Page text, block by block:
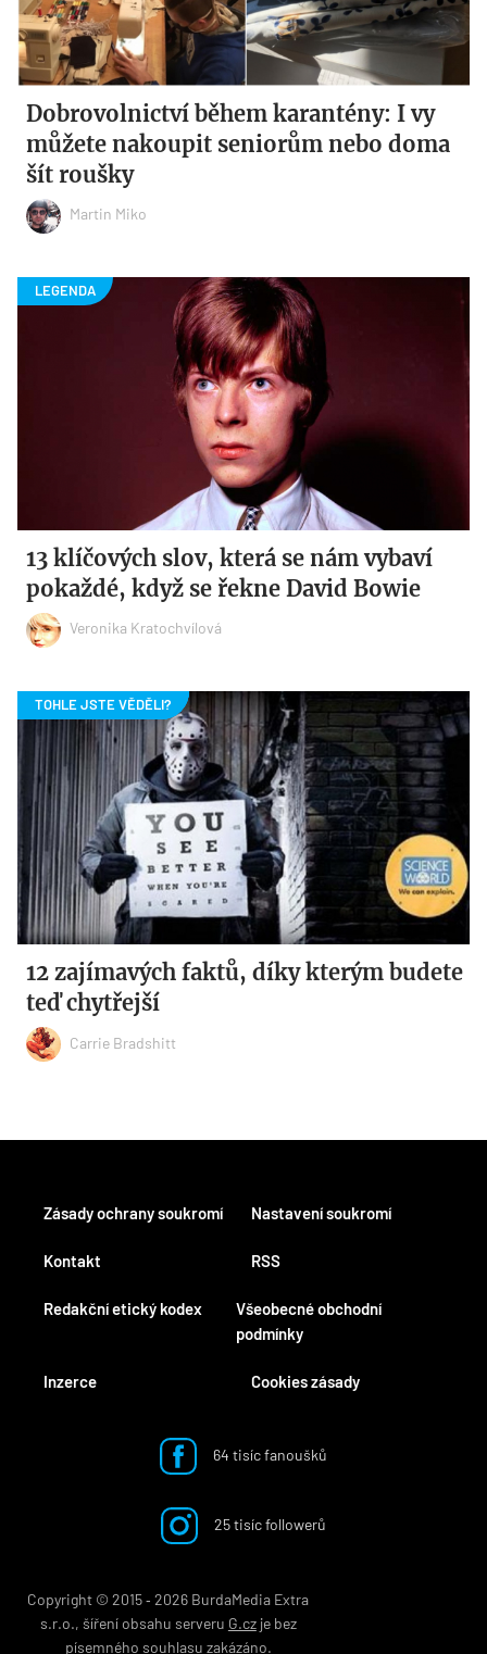
Dobrovolnictví během karantény: I vy
můžete nakoupit seniorům nebo doma
šít roušky
Martin Miko
13 klíčových slov, která se nám vybaví
pokaždé, když se řekne David Bowie
Veronika Kratochvílová
12 zajímavých faktů, díky kterým budete
teď chytřejší
Carrie Bradshitt
Kontakt
Redakční etický kodex
Inzerce
RSS
Všeobecné obchodní
podmínky
Cookies zásady
Zásady ochrany soukromí Nastavení soukromí
64 tisíc fanoušků
25 tisíc followerů
Copyright © 2015 ‐ 2026 BurdaMedia Extra
s.r.o., šíření obsahu serveru G.czje bez
písemného souhlasu zakázáno.